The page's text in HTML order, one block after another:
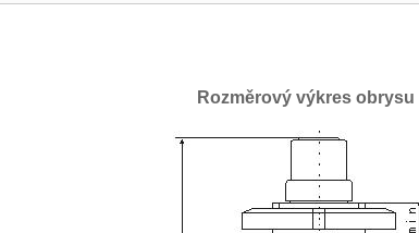
Rozměrový výkres obrysu